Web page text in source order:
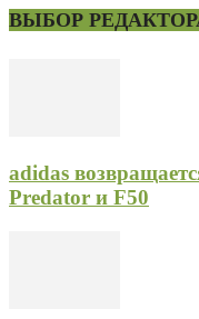
ВЫБОР
adidas
Predator и F50